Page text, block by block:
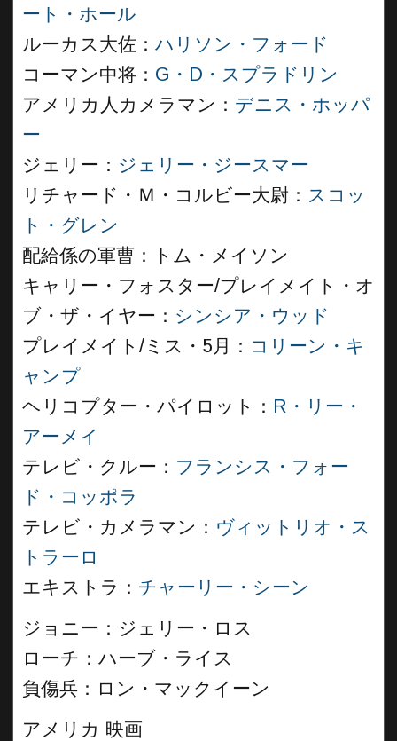
ート・ホール
ルーカス大佐： ハリソン・フォード
コーマン中将： G・D・スプラドリン
アメリカ人カメラマン： デニス・ホッパ
ー
ジェリー： ジェリー・ジースマー
リチャード・Ｍ・コルビー大尉： スコッ
ト・グレン
配給係の軍曹：トム・メイソン
キャリー・フォスター/プレイメイト・オ
ブ・ザ・イヤー： シンシア・ウッド
プレイメイト/ミス・5月： コリーン・キ
ャンプ
ヘリコプター・パイロット： R・リー・
アーメイ
テレビ・クルー： フランシス・フォー
ド・コッポラ
テレビ・カメラマン： ヴィットリオ・ス
トラーロ
エキストラ： チャーリー・シーン
ジョニー：ジェリー・ロス
ローチ：ハーブ・ライス
負傷兵：ロン・マックイーン
アメリカ 映画